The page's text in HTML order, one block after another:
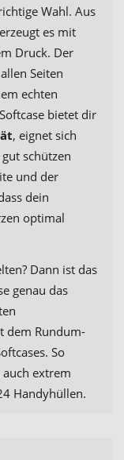
Wahl. Aus
es mit
Druck. Der
Seiten
echten
bietet dir
, eignet sich
schützen
und der
dein
optimal
Dann ist das
genau das
dem Rundum-
So
extrem
Handyhüllen.